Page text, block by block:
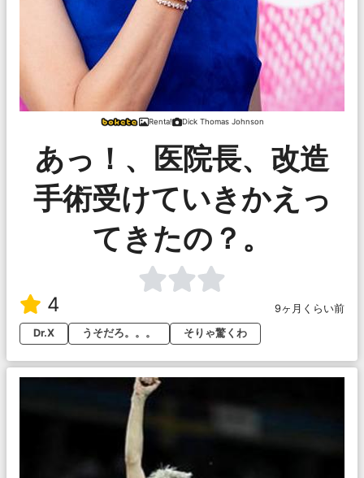
Renta! Dick Thomas Johnson
あっ！、医院長、改造
手術受けていきかえっ
てきたの？。
4
9ヶ月くらい前
Dr.X
うそだろ。。。 そりゃ驚くわ